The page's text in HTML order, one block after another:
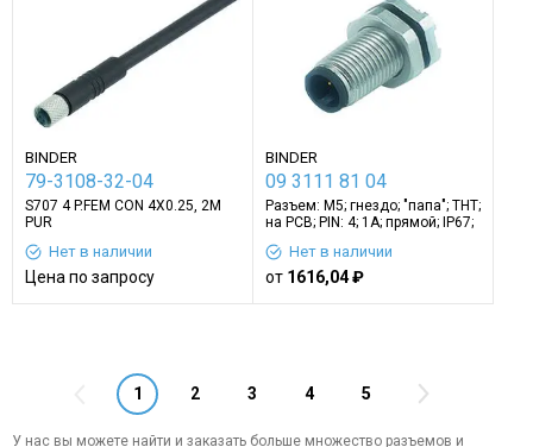
BINDER
79-3108-32-04
S707 4 P.FEM CON 4X0.25, 2M
PUR
Нет в наличии
Цена по запросу
BINDER
09 3111 81 04
Разъем: M5; гнездо; "папа"; THT;
на PCB; PIN: 4; 1А; прямой; IP67;
Нет в наличии
от1616,04 ₽
1 2 3 4 5
У нас вы можете найти и заказать больше множество разъемов и